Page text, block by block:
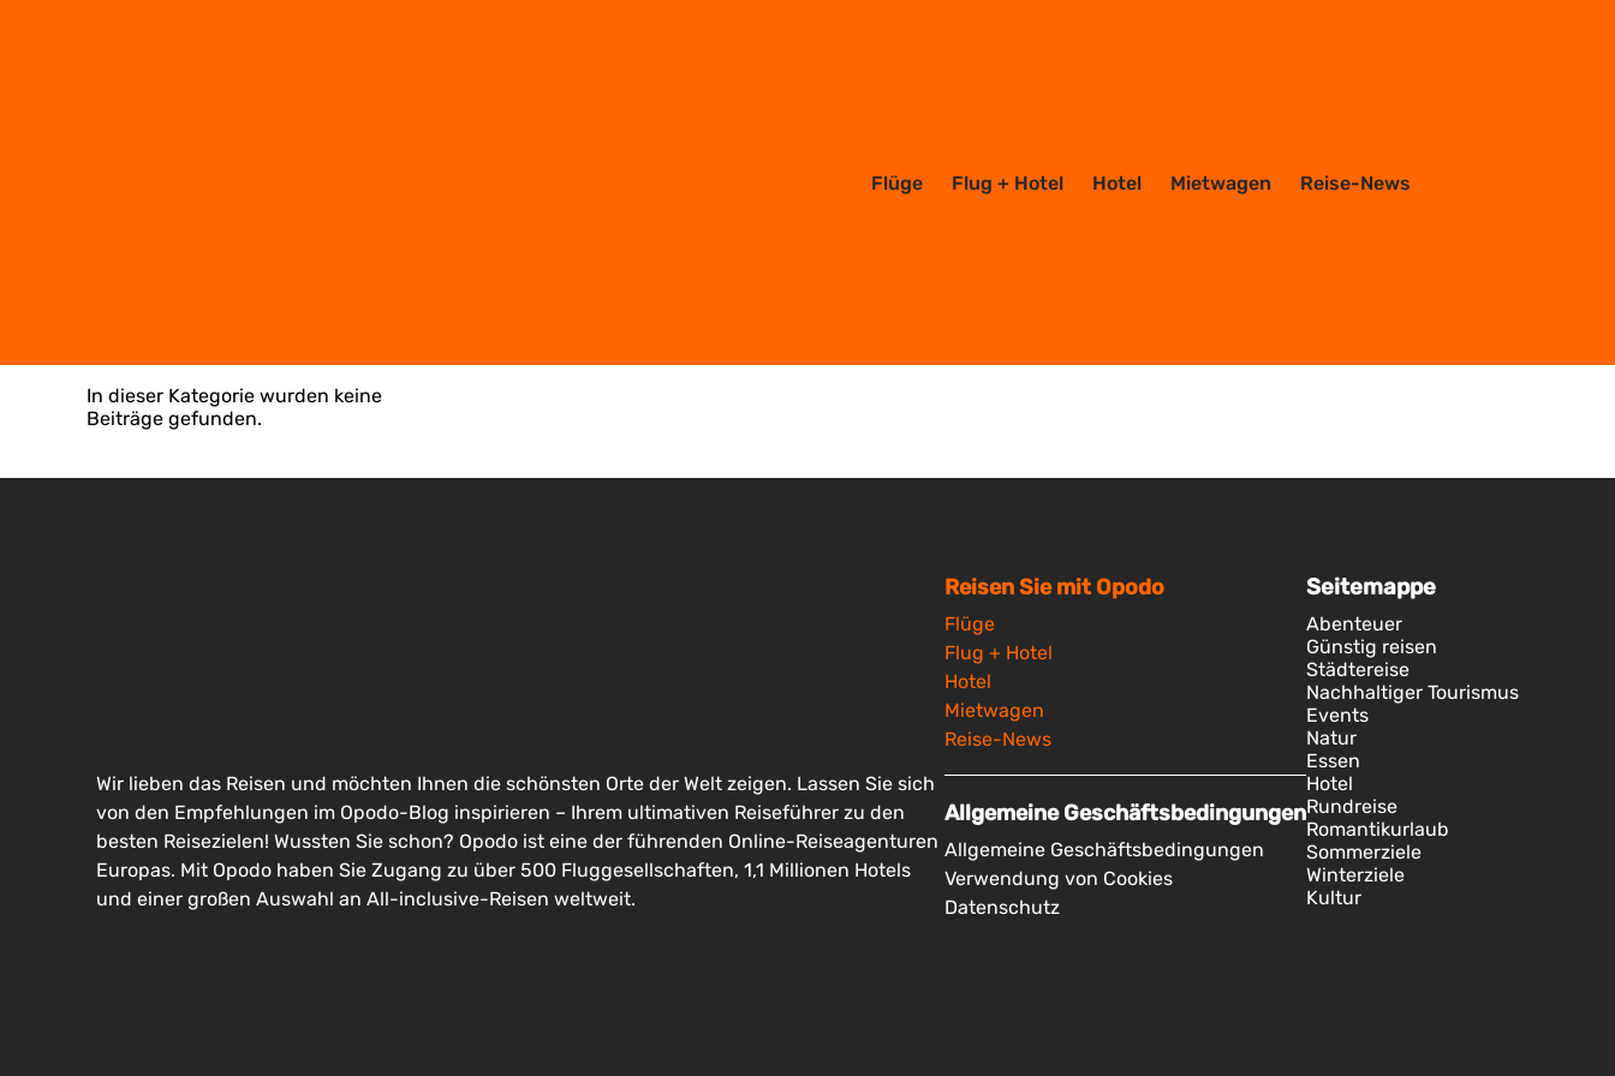
Flüge Flug + Hotel Hotel Mietwagen Reise-News
In dieser Kategorie wurden keine
Beiträge gefunden.
Wir lieben das Reisen und möchten Ihnen die schönsten Orte der Welt zeigen. Lassen Sie sich
von den Empfehlungen im Opodo-Blog inspirieren – Ihrem ultimativen Reiseführer zu den
besten Reisezielen! Wussten Sie schon? Opodo ist eine der führenden Online-Reiseagenturen
Europas. Mit Opodo haben Sie Zugang zu über 500 Fluggesellschaften, 1,1 Millionen Hotels
und einer großen Auswahl an All-inclusive-Reisen weltweit.
Reisen Sie mit Opodo
Flüge
Flug + Hotel
Hotel
Mietwagen
Reise-News
Allgemeine Geschäftsbedingungen
Allgemeine Geschäftsbedingungen
Verwendung von Cookies
Datenschutz
Seitemappe
Abenteuer
Günstig reisen
Städtereise
Nachhaltiger Tourismus
Events
Natur
Essen
Hotel
Rundreise
Romantikurlaub
Sommerziele
Winterziele
Kultur